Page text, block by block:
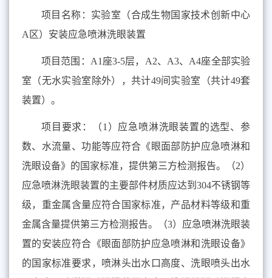
项目名称：实验室（合成生物国家技术创新中心
A区）安装应急喷淋洗眼装置
项目范围： A1座3-5层， A2、 A3、A4座全部实验
室（无水实验室除外），共计49间实验室（共计49套
装置）。
项目要求：（1）应急喷淋洗眼装置的选型、参
数、水流量、功能等应符合《眼面部防护应急喷淋和
洗眼设备》的国家标准，提供第三方检测报告。（2）
应急喷淋洗眼装置的主要部件材质应达到 304不锈钢等
级，重金属含量应符合国家标准，产品材料等级和重
金属含量提供第三方检测报告。（3）应急喷淋洗眼装
置的安装应符合《眼面部防护应急喷淋和洗眼设备》
的国家标准要求，喷淋头出水口高度、洗眼喷头出水